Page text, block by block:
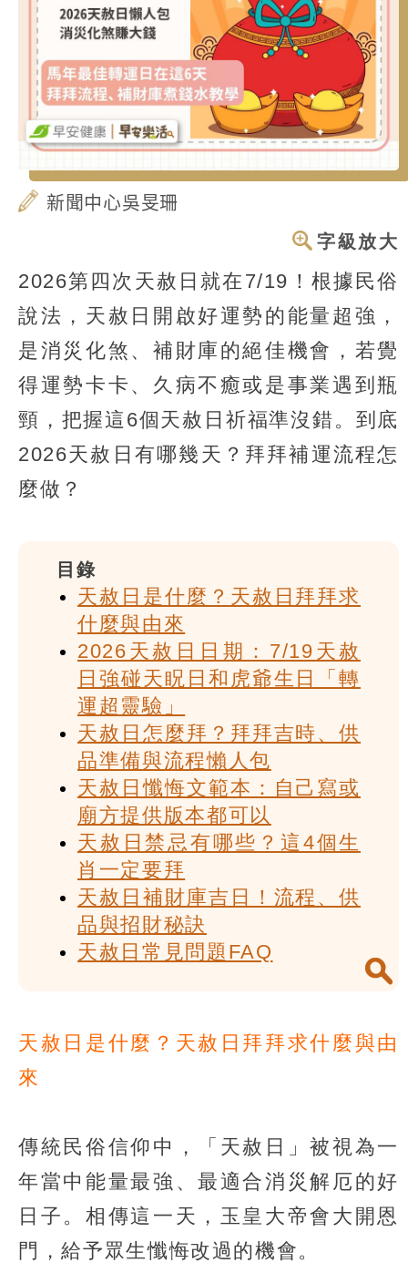
新聞中心吳旻珊
字級放大
2026第四次天赦日就在7/19！根據民俗
說法，天赦日開啟好運勢的能量超強，
是消災化煞、補財庫的絕佳機會，若覺
得運勢卡卡、久病不癒或是事業遇到瓶
頸，把握這6個天赦日祈福準沒錯。到底
2026天赦日有哪幾天？拜拜補運流程怎
麼做？
目錄
天赦日是什麼？天赦日拜拜求
什麼與由來
2026天赦日日期：7/19天赦
日強碰天眖日和虎爺生日「轉
運超靈驗」
天赦日怎麼拜？拜拜吉時、供
品準備與流程懶人包
天赦日懺悔文範本：自己寫或
廟方提供版本都可以
天赦日禁忌有哪些？這4個生
肖一定要拜
天赦日補財庫吉日！流程、供
品與招財秘訣
天赦日常見問題FAQ
天赦日是什麼？天赦日拜拜求什麼與由
來
傳統民俗信仰中，「天赦日」被視為一
年當中能量最強、最適合消災解厄的好
日子。相傳這一天，玉皇大帝會大開恩
門，給予眾生懺悔改過的機會。